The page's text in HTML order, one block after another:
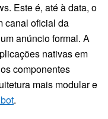
Este é, até à data, o
canal oficial da
anúncio formal. A
nativas em
componentes
mais modular e
.